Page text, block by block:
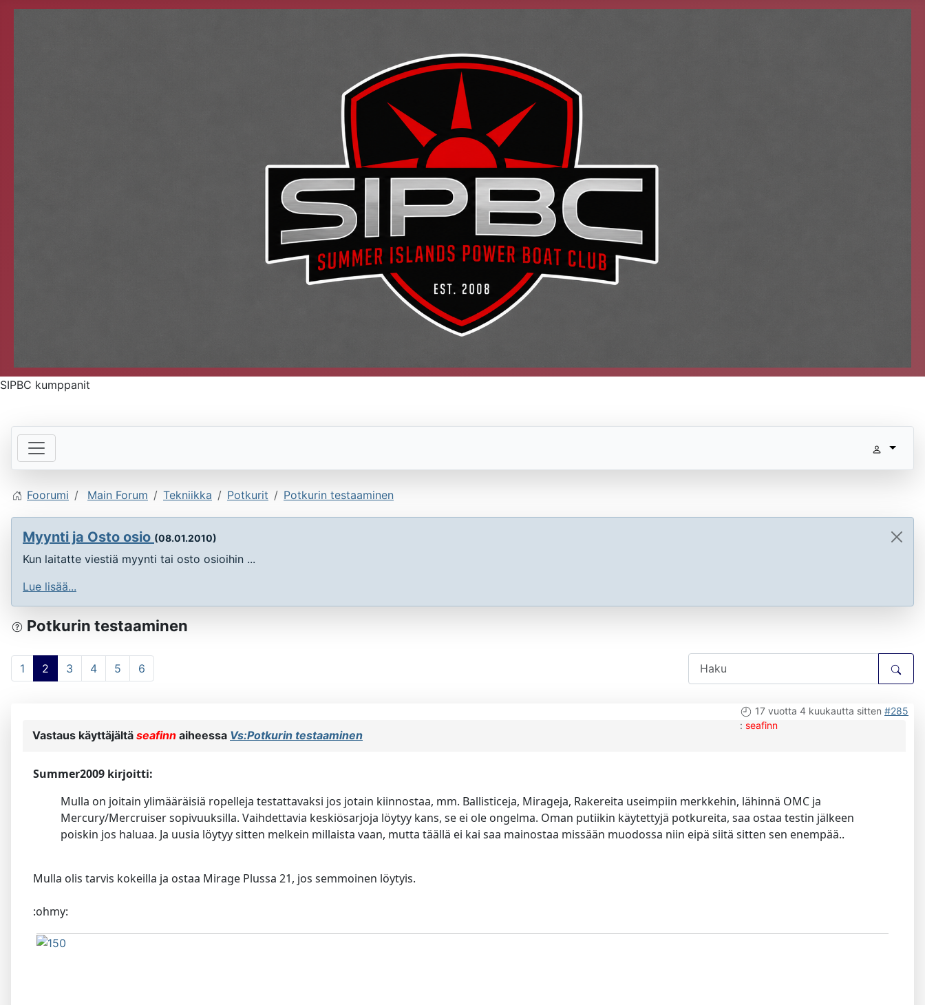
SIPBC kumppanit
Foorumi Main Forum Tekniikka Potkurit Potkurin testaaminen
Myynti ja Osto osio (08.01.2010)
Kun laitatte viestiä myynti tai osto osioihin ...
Lue lisää...
Potkurin testaaminen
1 2 3 4 5 6
17 vuotta 4 kuukautta sitten #285
: seafinn
Vastaus käyttäjältä seafinn aiheessa Vs:Potkurin testaaminen
Summer2009 kirjoitti:
Mulla on joitain ylimääräisiä ropelleja testattavaksi jos jotain kiinnostaa, mm. Ballisticeja, Mirageja, Rakereita useimpiin merkkehin, lähinnä OMC ja
Mercury/Mercruiser sopivuuksilla. Vaihdettavia keskiösarjoja löytyy kans, se ei ole ongelma. Oman putiikin käytettyjä potkureita, saa ostaa testin jälkeen
poiskin jos haluaa. Ja uusia löytyy sitten melkein millaista vaan, mutta täällä ei kai saa mainostaa missään muodossa niin eipä siitä sitten sen enempää..
Mulla olis tarvis kokeilla ja ostaa Mirage Plussa 21, jos semmoinen löytyis.
:ohmy: